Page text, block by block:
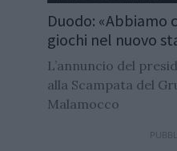
Duodo: «Abbiamo
giochi nel nuovo
L’annuncio del
alla Scampata del
Malamocco